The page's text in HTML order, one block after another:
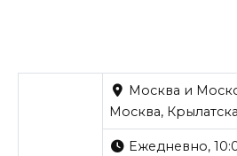
Москва и
Москва,
Ежедневно,